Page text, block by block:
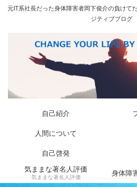
元IT系社長だった身体障害者岡下俊介の負けて
ジティブブログ
自己紹介
人間について
自己啓発
気ままな著名人評価
気ままな著名人評価 身体障